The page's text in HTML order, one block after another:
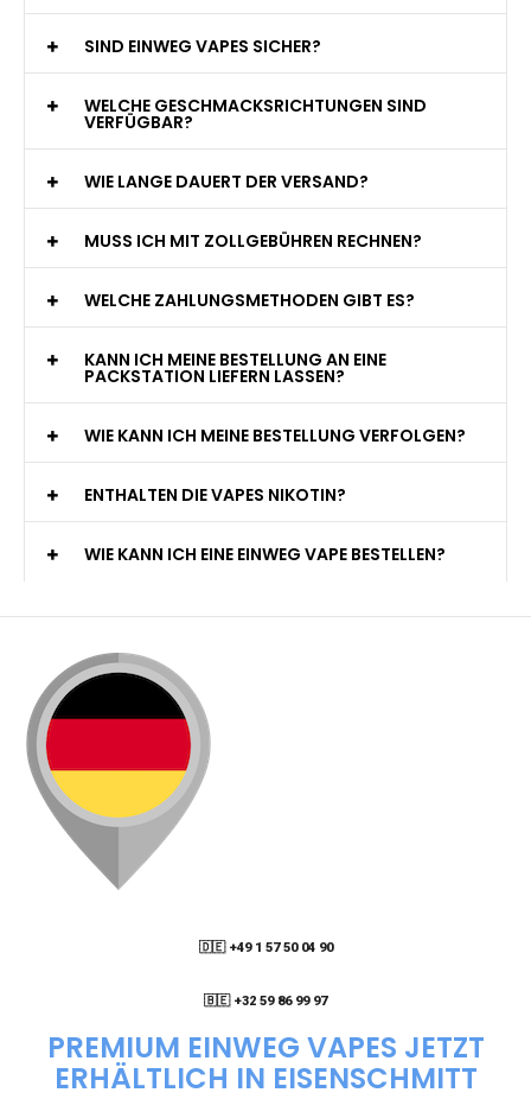
SIND EINWEG VAPES SICHER?
WELCHE GESCHMACKSRICHTUNGEN SIND
VERFÜGBAR?
WIE LANGE DAUERT DER VERSAND?
MUSS ICH MIT ZOLLGEBÜHREN RECHNEN?
WELCHE ZAHLUNGSMETHODEN GIBT ES?
KANN ICH MEINE BESTELLUNG AN EINE
PACKSTATION LIEFERN LASSEN?
WIE KANN ICH MEINE BESTELLUNG VERFOLGEN?
ENTHALTEN DIE VAPES NIKOTIN?
WIE KANN ICH EINE EINWEG VAPE BESTELLEN?
🇩🇪 +49 1 57 50 04 90
🇧🇪 +32 59 86 99 97
PREMIUM EINWEG VAPES JETZT
ERHÄLTLICH IN EISENSCHMITT